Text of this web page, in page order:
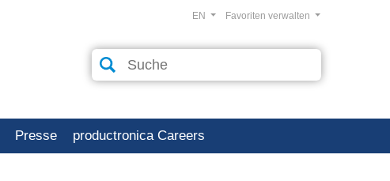
Favoriten verwalten
EN
Presse productronica Careers